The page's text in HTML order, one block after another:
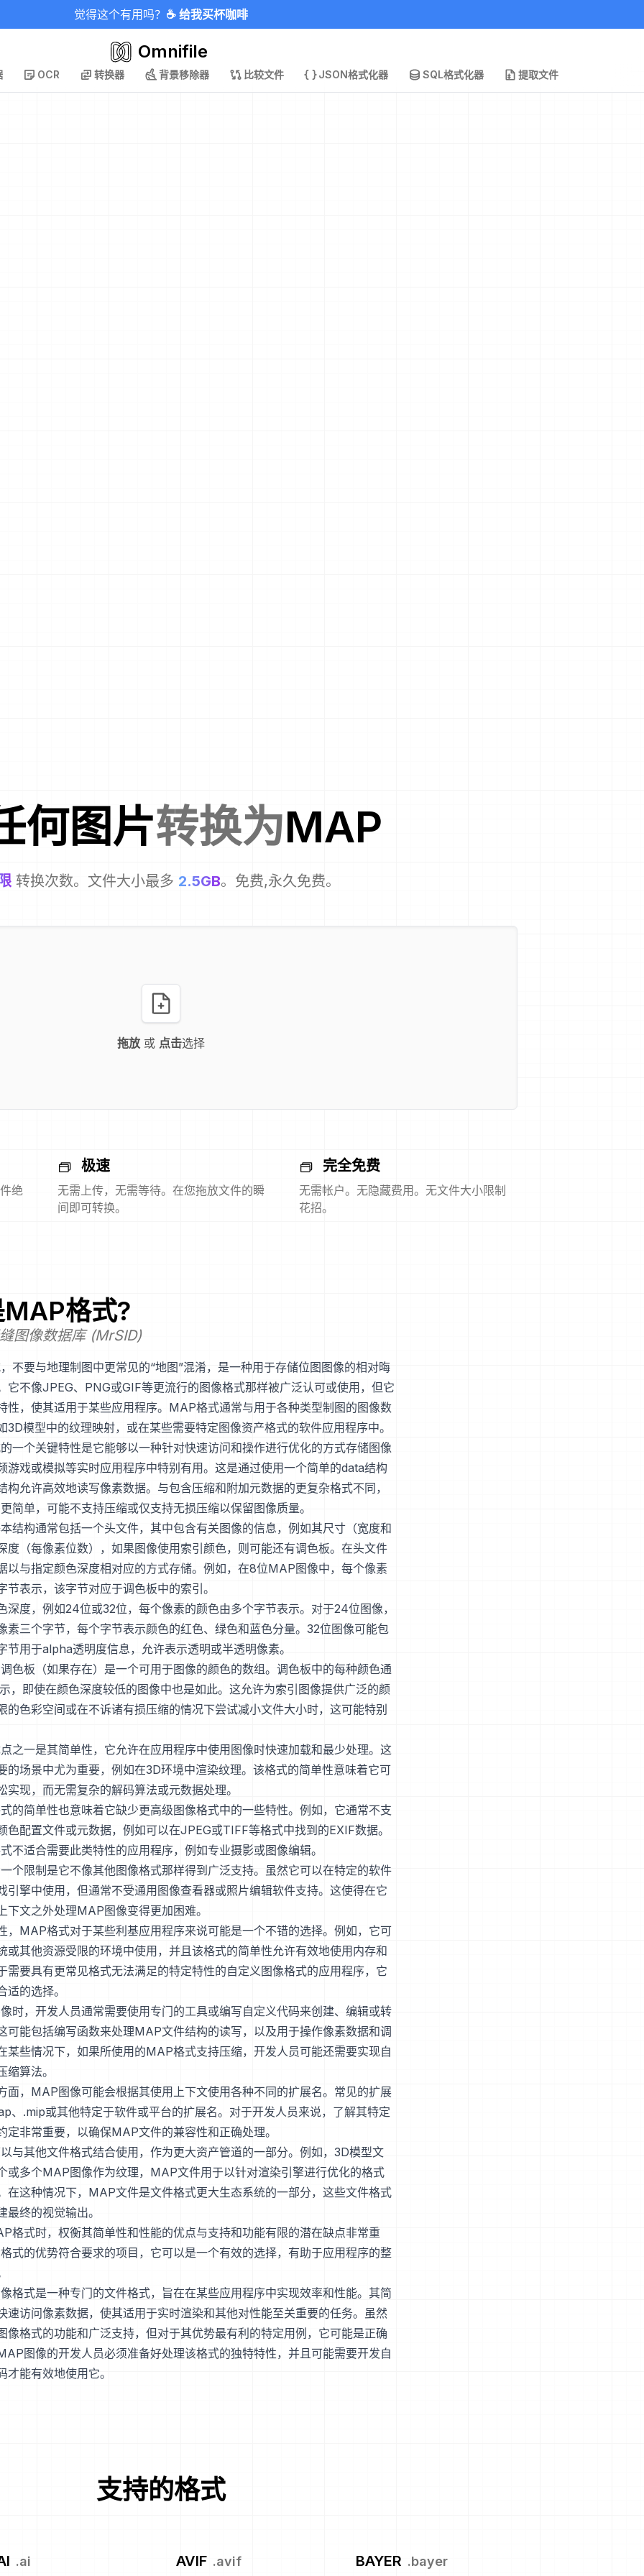
觉得这个有用吗？ ☕ 给我买杯咖啡
Omnifile
OCR 转换器 背景移除器 比较文件 JSON格式化器 SQL格式化器 提取文件
何图片转换为MAP
转换次数。文件大小最多 2.5GB。免费,永久免费。
拖放 或 点击选择
绝
极速
无需上传，无需等待。在您拖放文件的瞬
间即可转换。
完全免费
无需帐户。无隐藏费用。无文件大小限制
花招。
MAP格式?
图像数据库 (MrSID)
不要与地理制图中更常见的“地图”混淆，是一种用于存储位图图像的相对晦
它不像JPEG、PNG或GIF等更流行的图像格式那样被广泛认可或使用，但它
性，使其适用于某些应用程序。MAP格式通常与用于各种类型制图的图像数
3D模型中的纹理映射，或在某些需要特定图像资产格式的软件应用程序中。
一个关键特性是它能够以一种针对快速访问和操作进行优化的方式存储图像
游戏或模拟等实时应用程序中特别有用。这是通过使用一个简单的data结构
构允许高效地读写像素数据。与包含压缩和附加元数据的更复杂格式不同，
简单，可能不支持压缩或仅支持无损压缩以保留图像质量。
结构通常包括一个头文件，其中包含有关图像的信息，例如其尺寸（宽度和
度（每像素位数），如果图像使用索引颜色，则可能还有调色板。在头文件
以与指定颜色深度相对应的方式存储。例如，在8位MAP图像中，每个像素
节表示，该字节对应于调色板中的索引。
深度，例如24位或32位，每个像素的颜色由多个字节表示。对于24位图像，
素三个字节，每个字节表示颜色的红色、绿色和蓝色分量。32位图像可能包
节用于alpha透明度信息，允许表示透明或半透明像素。
色板（如果存在）是一个可用于图像的颜色的数组。调色板中的每种颜色通
，即使在颜色深度较低的图像中也是如此。这允许为索引图像提供广泛的颜
的色彩空间或在不诉诸有损压缩的情况下尝试减小文件大小时，这可能特别
之一是其简单性，它允许在应用程序中使用图像时快速加载和最少处理。这
的场景中尤为重要，例如在3D环境中渲染纹理。该格式的简单性意味着它可
实现，而无需复杂的解码算法或元数据处理。
的简单性也意味着它缺少更高级图像格式中的一些特性。例如，它通常不支
色配置文件或元数据，例如可以在JPEG或TIFF等格式中找到的EXIF数据。
不适合需要此类特性的应用程序，例如专业摄影或图像编辑。
个限制是它不像其他图像格式那样得到广泛支持。虽然它可以在特定的软件
引擎中使用，但通常不受通用图像查看器或照片编辑软件支持。这使得在它
下文之外处理MAP图像变得更加困难。
，MAP格式对于某些利基应用程序来说可能是一个不错的选择。例如，它可
或其他资源受限的环境中使用，并且该格式的简单性允许有效地使用内存和
需要具有更常见格式无法满足的特定特性的自定义图像格式的应用程序，它
适的选择。
时，开发人员通常需要使用专门的工具或编写自定义代码来创建、编辑或转
可能包括编写函数来处理MAP文件结构的读写，以及用于操作像素数据和调
某些情况下，如果所使用的MAP格式支持压缩，开发人员可能还需要实现自
缩算法。
面，MAP图像可能会根据其使用上下文使用各种不同的扩展名。常见的扩展
、.mip或其他特定于软件或平台的扩展名。对于开发人员来说，了解其特定
定非常重要，以确保MAP文件的兼容性和正确处理。
与其他文件格式结合使用，作为更大资产管道的一部分。例如，3D模型文
或多个MAP图像作为纹理，MAP文件用于以针对渲染引擎进行优化的格式
在这种情况下，MAP文件是文件格式更大生态系统的一部分，这些文件格式
最终的视觉输出。
格式时，权衡其简单性和性能的优点与支持和功能有限的潜在缺点非常重
式的优势符合要求的项目，它可以是一个有效的选择，有助于应用程序的整
格式是一种专门的文件格式，旨在在某些应用程序中实现效率和性能。其简
速访问像素数据，使其适用于实时渲染和其他对性能至关重要的任务。虽然
像格式的功能和广泛支持，但对于其优势最有利的特定用例，它可能是正确
图像的开发人员必须准备好处理该格式的独特特性，并且可能需要开发自
才能有效地使用它。
支持的格式
.ai AVIF .avif BAYER .bayer